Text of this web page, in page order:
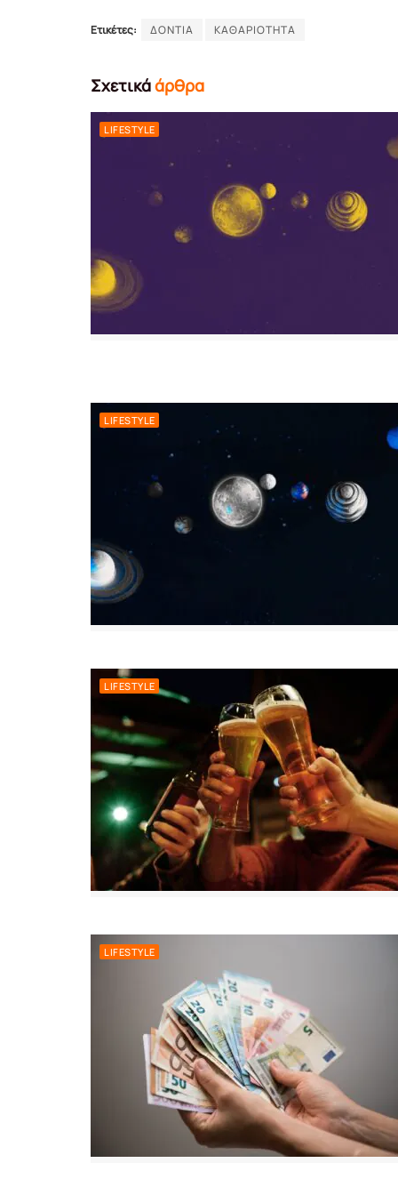
Ετικέτες: ΔΟΝΤΙΑ ΚΑΘΑΡΙΟΤΗΤΑ
Σχετικάάρθρα
LIFESTYLE
LIFESTYLE
LIFESTYLE
LIFESTYLE